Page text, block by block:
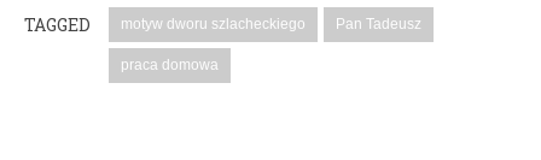
TAGGED motyw dworu szlacheckiego Pan Tadeusz
praca domowa